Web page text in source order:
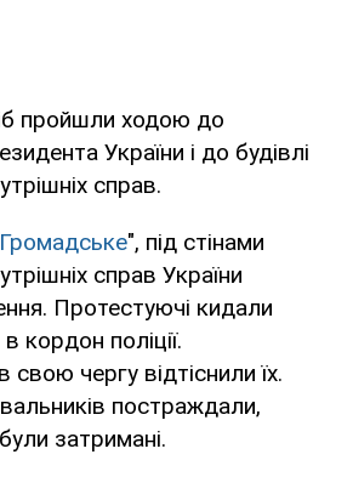
пройшли ходою до
України і до будівлі
справ.
Громадське", під стінами
справ України
Протестуючі кидали
кордон поліції.
чергу відтіснили їх.
постраждали,
затримані.